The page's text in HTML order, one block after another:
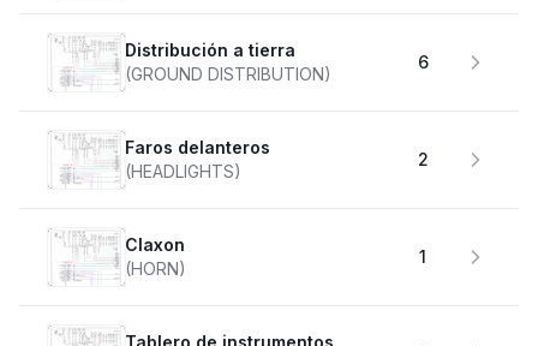
Distribución a tierra
(GROUND DISTRIBUTION)
6
faros delanteros
(HEADLIGHTS)
2
claxon
(HORN)
1
Tablero de instrumentos